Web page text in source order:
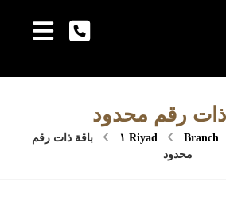
ذات رقم محدود
Riyad Branch ١
باقة ذات رقم
محدود